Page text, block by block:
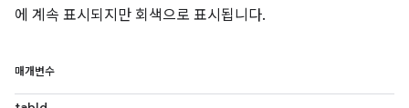
에 계속 표시되지만 회색으로 표시됩니다.
매개변수